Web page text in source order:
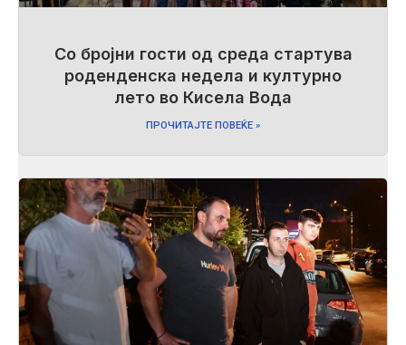
Со бројни гости од среда стартува
роденденска недела и културно
лето во Кисела Вода
ПРОЧИТАЈТЕ ПОВЕЌЕ »